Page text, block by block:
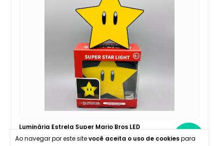
Ao navegar por este sitevocê aceita o uso de cookiespara
Luminária Tetris Montável LED